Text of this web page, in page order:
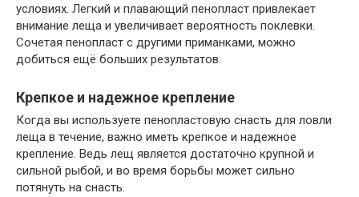
условиях. Легкий и плавающий пенопласт привлекает
внимание леща и увеличивает вероятность поклевки.
Сочетая пенопласт с другими приманками, можно
добиться ещё больших результатов.
Крепкое и надежное крепление
Когда вы используете пенопластовую снасть для ловли
леща в течение, важно иметь крепкое и надежное
крепление. Ведь лещ является достаточно крупной и
сильной рыбой, и во время борьбы может сильно
потянуть на снасть.